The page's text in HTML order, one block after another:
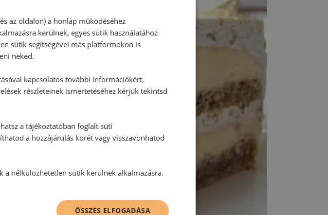
az oldalon) a honlap működéséhez
kerülnek, egyes sütik használatához
sütik segítségével más platformokon is
neked.
kapcsolatos további információkért,
részleteinek ismertetéséhez kérjük tekintsd
a tájékoztatóban foglalt süti
a hozzájárulás körét vagy visszavonhatod
a nélkülözhetetlen sütik kerülnek alkalmazásra.
ÖSSZES ELFOGADÁSA